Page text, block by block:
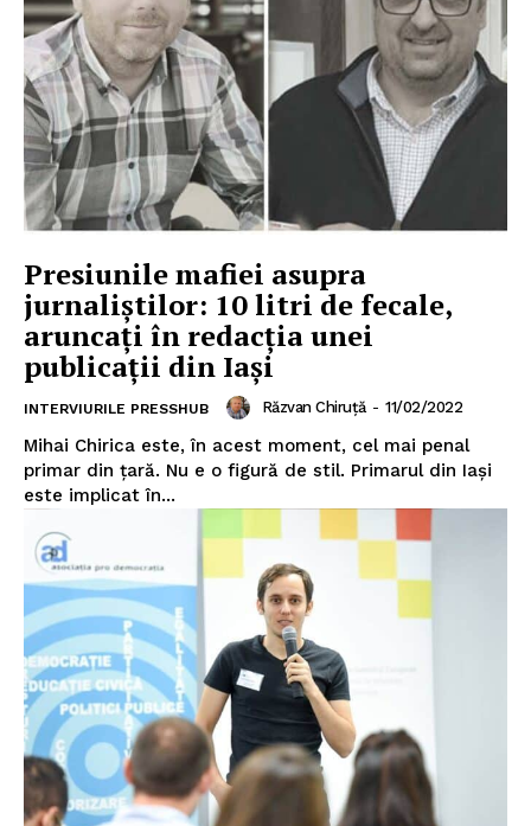
Presiunile mafiei asupra
jurnaliștilor: 10 litri de fecale,
aruncați în redacția unei
publicații din Iași
INTERVIURILE PRESSHUB Răzvan Chiruță - 11/02/2022
Mihai Chirica este, în acest moment, cel mai penal
primar din țară. Nu e o figură de stil. Primarul din Iași
este implicat în...